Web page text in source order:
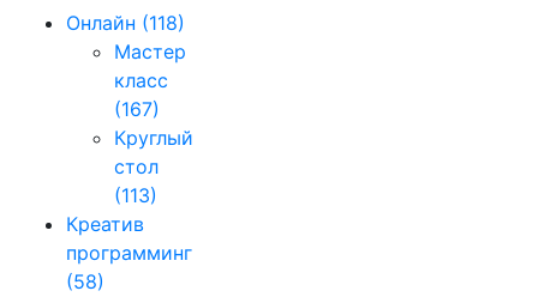
Онлайн (118)
Мастер
класс
(167)
Круглый
стол
(113)
Креатив
программинг
(58)